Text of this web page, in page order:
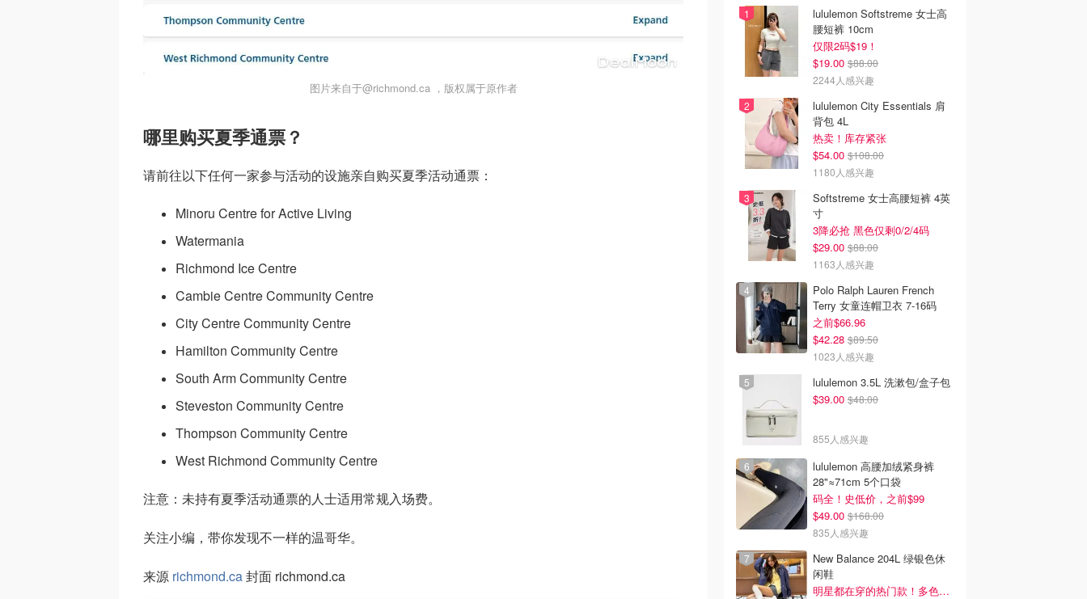
图片来自于@richmond.ca ，版权属于原作者
哪里购买夏季通票？
请前往以下任何一家参与活动的设施亲自购买夏季活动通票：
Minoru Centre for Active Living
Watermania
Richmond Ice Centre
Cambie Centre Community Centre
City Centre Community Centre
Hamilton Community Centre
South Arm Community Centre
Steveston Community Centre
Thompson Community Centre
West Richmond Community Centre
注意：未持有夏季活动通票的人士适用常规入场费。
关注小编，带你发现不一样的温哥华。
来源 richmond.ca封面 richmond.ca
lululemon Softstreme 女士高
腰短裤 10cm
仅限2码$19！
$19.00 $88.00
2244人感兴趣
lululemon City Essentials 肩
背包 4L
热卖！库存紧张
$54.00 $108.00
1180人感兴趣
Softstreme 女士高腰短裤 4英
寸
3降必抢 黑色仅剩0/2/4码
$29.00 $88.00
1163人感兴趣
Polo Ralph Lauren French
Terry 女童连帽卫衣 7-16码
之前$66.96
$42.28 $89.50
1023人感兴趣
lululemon 3.5L 洗漱包/盒子包
$39.00 $48.00
855人感兴趣
lululemon 高腰加绒紧身裤
28"≈71cm 5个口袋
码全！史低价，之前$99
$49.00 $168.00
835人感兴趣
New Balance 204L 绿银色休
闲鞋
明星都在穿的热门款！多色可选 3.8折